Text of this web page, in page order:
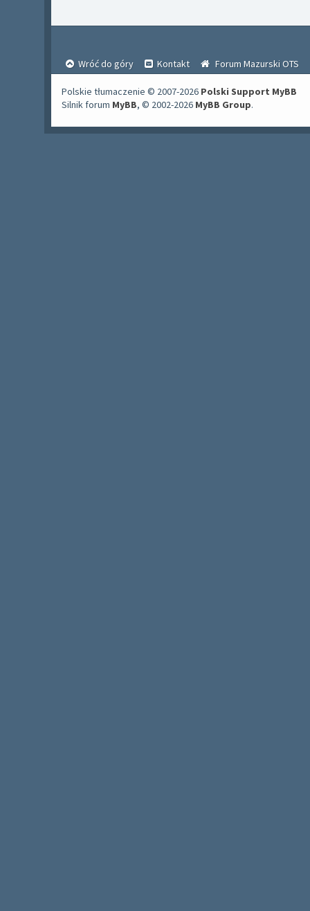
Wróć do góry Kontakt Forum Mazurski OTS
Polskie tłumaczenie © 2007-2026 Polski Support MyBB
Silnik forum MyBB, © 2002-2026 MyBB Group.